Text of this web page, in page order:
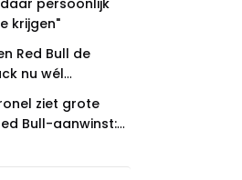
krijgen"
Red Bull de
nu wél
ziet grote
Bull-aanwinst: